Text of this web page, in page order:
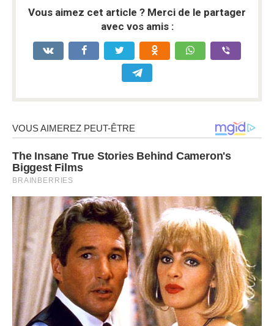
Vous aimez cet article ? Merci de le partager
avec vos amis :